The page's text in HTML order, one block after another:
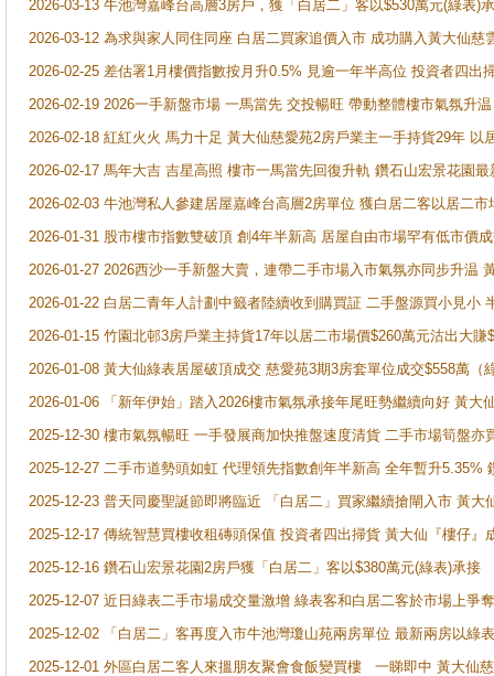
2026-03-13 牛池灣嘉峰台高層3房戶，獲「白居二」客以$530萬元(綠表)
2026-03-12 為求與家人同住同座 白居二買家追價入市 成功購入黃大仙
2026-02-25 差估署1月樓價指數按月升0.5% 見逾一年半高位 投資者四
2026-02-19 2026一手新盤市場 一馬當先 交投暢旺 帶動整體樓市氣氛升
2026-02-18 紅紅火火 馬力十足 黃大仙慈愛苑2房戶業主一手持貨29年 以
2026-02-17 馬年大吉 吉星高照 樓市一馬當先回復升軌 鑽石山宏景花園
2026-02-03 牛池灣私人參建居屋嘉峰台高層2房單位 獲白居二客以居二市
2026-01-31 股市樓市指數雙破頂 創4年半新高 居屋自由市場罕有低市價
2026-01-27 2026西沙一手新盤大賣，連帶二手市場入市氣氛亦同步升温
2026-01-22 白居二青年人計劃中籤者陸續收到購買証 二手盤源買小見小
2026-01-15 竹園北邨3房戶業主持貨17年以居二市場價$260萬元沽出大賺
2026-01-08 黃大仙綠表居屋破頂成交 慈愛苑3期3房套單位成交$558萬（
2026-01-06 「新年伊始」踏入2026樓市氣氛承接年尾旺勢繼續向好 黃
2025-12-30 樓市氣氛暢旺 一手發展商加快推盤速度清貨 二手市場筍盤
2025-12-27 二手市道勢頭如虹 代理領先指數創年半新高 全年暫升5.35%
2025-12-23 普天同慶聖誕節即將臨近 「白居二」買家繼續搶閘入市 黃
2025-12-17 傳統智慧買樓收租磚頭保值 投資者四出掃貨 黃大仙『樓仔
2025-12-16 鑽石山宏景花園2房戶獲「白居二」客以$380萬元(綠表)承接
2025-12-07 近日綠表二手市場成交量激增 綠表客和白居二客於市場上
2025-12-02 「白居二」客再度入市牛池灣瓊山苑兩房單位 最新兩房以綠
2025-12-01 外區白居二客人來搵朋友聚會食飯變買樓 一睇即中 黃大仙